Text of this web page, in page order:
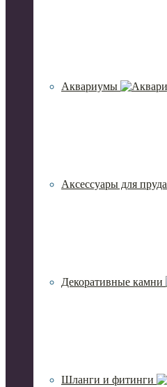
Аквариумы
Аксессуары для пруда
Декоративные камни
Шланги и фитинги